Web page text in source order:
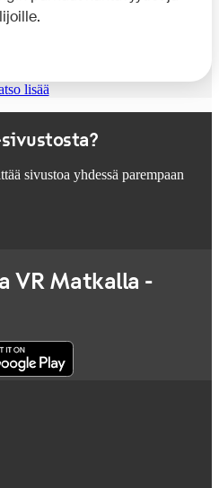
lisää
sivustoa yhdessä parempaan
VR Matkalla -